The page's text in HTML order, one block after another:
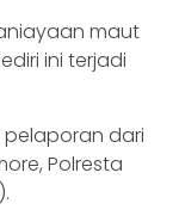
maut
ini terjadi
pelaporan dari
Polresta